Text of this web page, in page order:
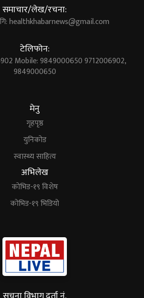
समाचार/लेख/रचना:
healthkhabarnews@gmail.com
टेलिफोन:
Mobile: 9849000650 9712006902,
9849000650
मेनु
गृहपृष्ठ
युनिकोड
स्वास्थ्य साहित्य
अभिलेख
कोभिड-१९ विशेष
कोभिड-१९ भिडियो